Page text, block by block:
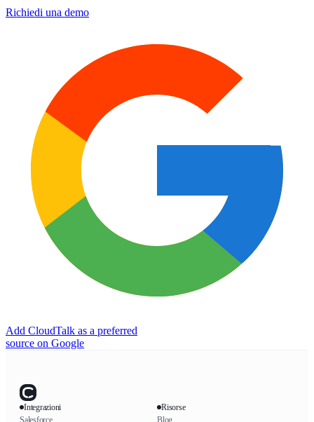
Richiedi una demo
Add CloudTalk as a preferred
source on Google
Integrazioni
Risorse